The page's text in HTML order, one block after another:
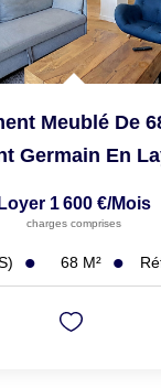
Meublé De
Germain En
Loyer 1 600 €/mois
charges comprises
68 M²